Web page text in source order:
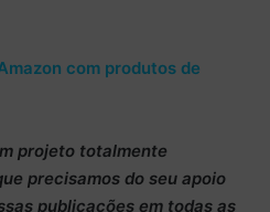
com produtos de
projeto totalmente
precisamos do seu apoio
publicações em todas as